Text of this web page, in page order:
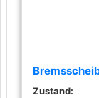
Zustand: